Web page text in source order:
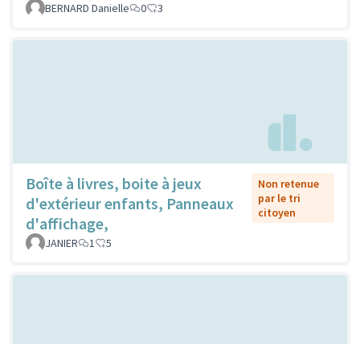
BERNARD Danielle
0 3
Boîte à livres, boite à jeux
d'extérieur enfants, Panneaux
d'affichage,
Non retenue
par le tri
citoyen
JANIER 1 5